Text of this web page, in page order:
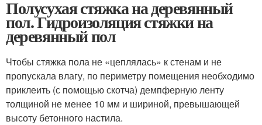
Полусухая стяжка на деревянный
пол. Гидроизоляция стяжки на
деревянный пол
Чтобы стяжка пола не «цеплялась» к стенам и не
пропускала влагу, по периметру помещения необходимо
приклеить (с помощью скотча) демпферную ленту
толщиной не менее 10 мм и шириной, превышающей
высоту бетонного настила.